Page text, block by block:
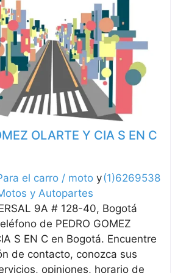
OLARTE Y CIA S EN C
(1)6269538
el carro / moto y
y Autopartes
9A # 128-40, Bogotá
de PEDRO GOMEZ
S EN C en Bogotá. Encuentre
de contacto, conozca sus
opiniones, horario de